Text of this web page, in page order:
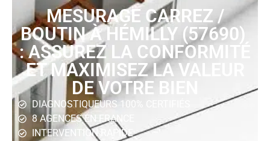
MESURAGE CARREZ /
BOUTIN À HÉMILLY (57690)
: ASSUREZ LA CONFORMITÉ
ET MAXIMISEZ LA VALEUR
DE VOTRE BIEN
DIAGNOSTIQUEURS 100% CERTIFIÉS
8 AGENCES EN FRANCE
INTERVENTION RAPIDE